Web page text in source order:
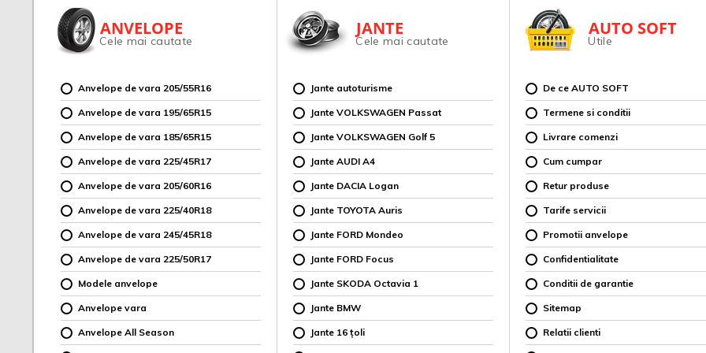
ANVELOPE
Cele mai cautate
Anvelope de vara 205/55R16
Anvelope de vara 195/65R15
Anvelope de vara 185/65R15
Anvelope de vara 225/45R17
Anvelope de vara 205/60R16
Anvelope de vara 225/40R18
Anvelope de vara 245/45R18
Anvelope de vara 225/50R17
Modele anvelope
Anvelope vara
Anvelope All Season
JANTE
Cele mai cautate
Jante autoturisme
Jante VOLKSWAGEN Passat
Jante VOLKSWAGEN Golf 5
Jante AUDI A4
Jante DACIA Logan
Jante TOYOTA Auris
Jante FORD Mondeo
Jante FORD Focus
Jante SKODA Octavia 1
Jante BMW
Jante 16 țoli
AUTO SOFT
Utile
De ce AUTO SOFT
Termene si conditii
Livrare comenzi
Cum cumpar
Retur produse
Tarife servicii
Promotii anvelope
Confidentialitate
Conditii de garantie
Sitemap
Relatii clienti